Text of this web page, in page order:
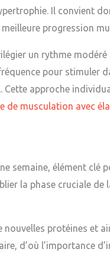
Il convient
progression
un rythme modéré
pour stimuler
approche
de musculation avec
semaine, élément clé
la phase cruciale de
protéines et
d’où l’importance